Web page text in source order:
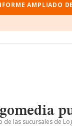
AMPLIADO
las sucursales de